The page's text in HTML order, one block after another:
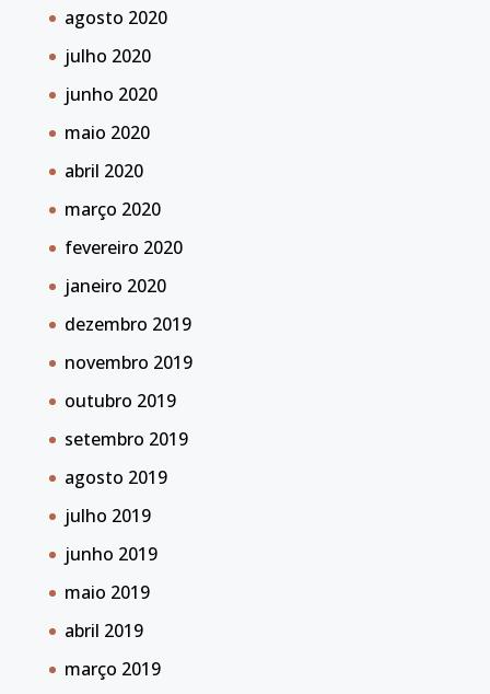
agosto 2020
julho 2020
junho 2020
maio 2020
abril 2020
março 2020
fevereiro 2020
janeiro 2020
dezembro 2019
novembro 2019
outubro 2019
setembro 2019
agosto 2019
julho 2019
junho 2019
maio 2019
abril 2019
março 2019